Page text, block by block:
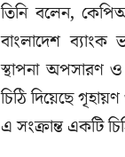
তিনি বলেন,
বাংলাদেশ ব্যাংক
স্থাপনা অপসারণ ও
চিঠি দিয়েছে
এ সংক্রান্ত একটি